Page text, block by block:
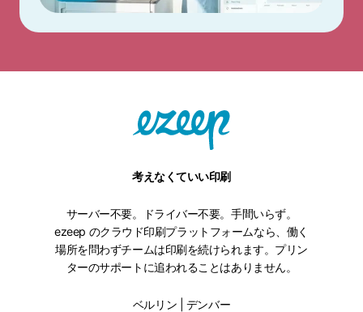
考えなくていい印刷
サーバー不要。ドライバー不要。手間いらず。
ezeep のクラウド印刷プラットフォームなら、働く
場所を問わずチームは印刷を続けられます。プリン
ターのサポートに追われることはありません。
ベルリン | デンバー